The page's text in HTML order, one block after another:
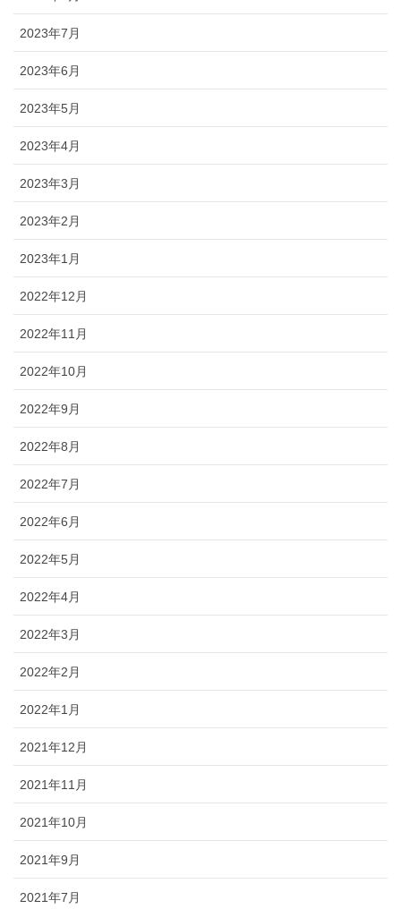
2023年7月
2023年6月
2023年5月
2023年4月
2023年3月
2023年2月
2023年1月
2022年12月
2022年11月
2022年10月
2022年9月
2022年8月
2022年7月
2022年6月
2022年5月
2022年4月
2022年3月
2022年2月
2022年1月
2021年12月
2021年11月
2021年10月
2021年9月
2021年7月